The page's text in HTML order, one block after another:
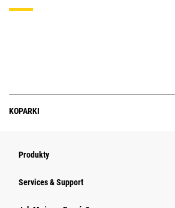
KOPARKI
Produkty
Services & Support